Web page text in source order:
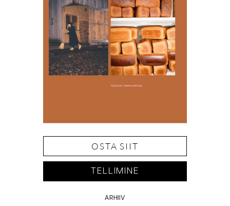
OSTA SIIT
TELLIMINE
ARHIIV